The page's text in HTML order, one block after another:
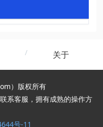
关于
）版权所有
系客服，拥有成熟的操作方
号-11